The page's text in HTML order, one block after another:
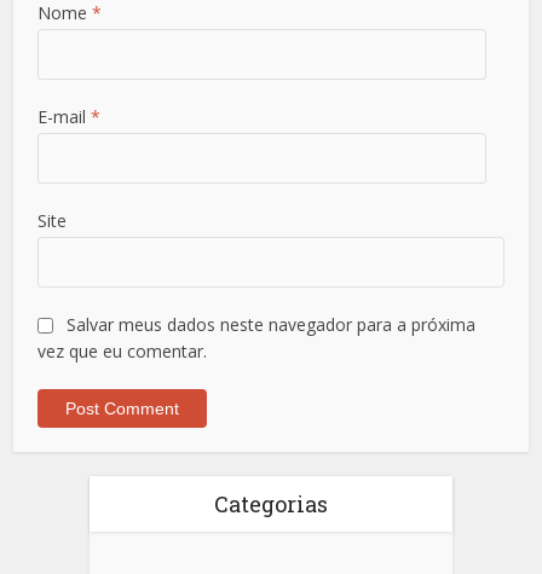
Nome*
E-mail*
Site
Salvar meus dados neste navegador para a próxima
vez que eu comentar.
Categorias